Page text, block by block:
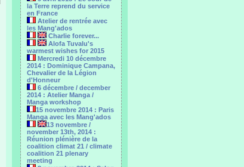
la Terre reprend du service
en France
Atelier de rentrée avec
les Mang'ados
Charlie forever...
Alofa Tuvalu's
warmest wishes for 2015
Mercredi 10 décembre
2014 : Dominique Campana,
Chevalier de la Légion
d'Honneur
6 décembre / december
2014 : Atelier Manga /
Manga workshop
15 novembre 2014 : Paris
Manga avec les Mang'ados
13 novembre /
november 13th, 2014 :
Réunion plénière de la
coalition climat 21 / climate
coalition 21 plenary
meeting